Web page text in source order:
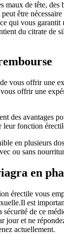
maux de tête, des
être
qui vous garantit
du citrate de
vous offrir une
offrir une
des avantages
leur fonction
en plusieurs
ou sans
en
érectile vous
est
sécurité de ce
jour et ne
actuellement.